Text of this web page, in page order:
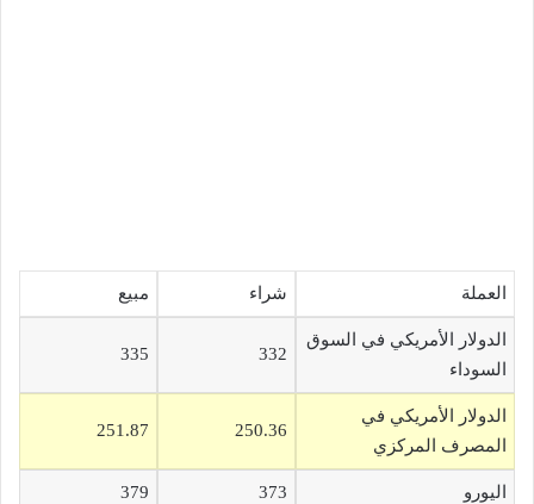
العملة شراء مبيع
الدولار الأمريكي في السوق
السوداء
332
335
الدولار الأمريكي في
المصرف المركزي
250.36
251.87
اليورو 373
379